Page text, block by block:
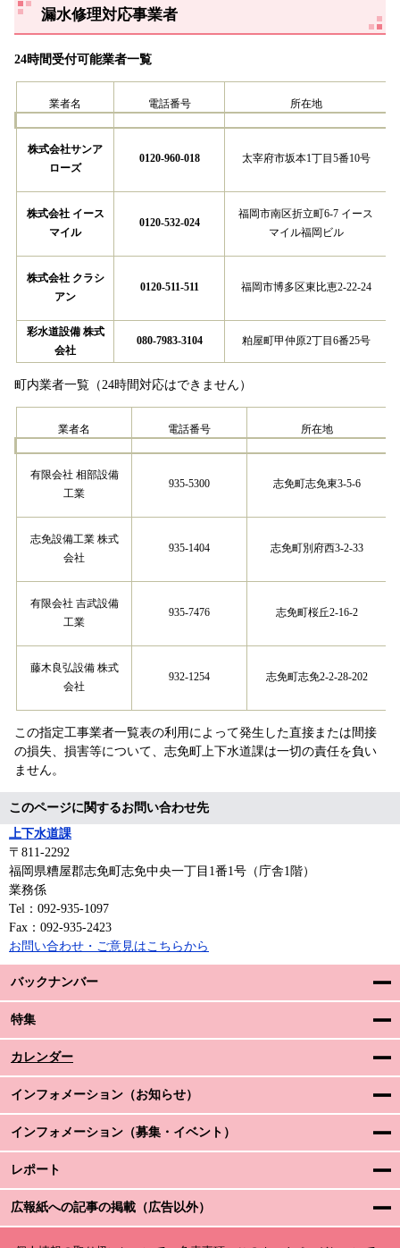
バックナンバー
特集
カレンダー
インフォメーション（お知らせ）
インフォメーション（募集・イベント）
レポート
広報紙への記事の掲載（広告以外）
漏水修理対応事業者
24時間受付可能業者一覧
業者名 電話番号 所在地
株式会社サンア
ローズ​
0120-960-018 太宰府市坂本1丁目5番10号
株式会社 イース
マイル
0120-532-024
福岡市南区折立町6-7 イース
マイル福岡ビル
株式会社 クラシ
アン
0120-511-511 福岡市博多区東比恵2-22-24
彩水道設備 株式
会社
080-7983-3104 粕屋町甲仲原2丁目6番25号
町内業者一覧（24時間対応はできません）
業者名 電話番号 所在地
有限会社 相部設備
工業
935-5300 志免町志免東3-5-6
志免設備工業 株式
会社
935-1404 志免町別府西3-2-33
有限会社 吉武設備
工業
935-7476 志免町桜丘2-16-2
藤木良弘設備 株式
会社
932-1254 志免町志免2-2-28-202
この指定工事業者一覧表の利用によって発生した直接または間接
の損失、損害等について、志免町上下水道課は一切の責任を負い
ません。
このページに関するお問い合わせ先
上下水道課
〒811-2292
福岡県糟屋郡志免町志免中央一丁目1番1号（庁舎1階）
業務係
Tel：092-935-1097
Fax：092-935-2423
お問い合わせ・ご意見はこちらから